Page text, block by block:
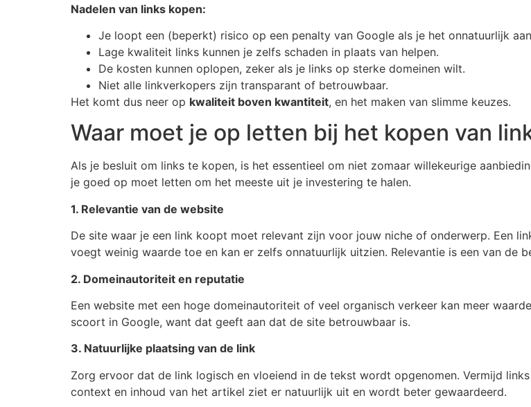
Nadelen van links kopen:
Je loopt een (beperkt) risico op een penalty van Google als je het onnatuurlijk
Lage kwaliteit links kunnen je zelfs schaden in plaats van helpen.
De kosten kunnen oplopen, zeker als je links op sterke domeinen wilt.
Niet alle linkverkopers zijn transparant of betrouwbaar.
Het komt dus neer op kwaliteit boven kwantiteit, en het maken van slimme keuzes.
Waar moet je op letten bij het kopen van
Als je besluit om links te kopen, is het essentieel om niet zomaar willekeurige
je goed op moet letten om het meeste uit je investering te halen.
1. Relevantie van de website
De site waar je een link koopt moet relevant zijn voor jouw niche of onderwerp. Een
voegt weinig waarde toe en kan er zelfs onnatuurlijk uitzien. Relevantie is een van de
2. Domeinautoriteit en reputatie
Een website met een hoge domeinautoriteit of veel organisch verkeer kan meer
scoort in Google, want dat geeft aan dat de site betrouwbaar is.
3. Natuurlijke plaatsing van de link
Zorg ervoor dat de link logisch en vloeiend in de tekst wordt opgenomen. Vermijd
context en inhoud van het artikel ziet er natuurlijk uit en wordt beter gewaardeerd.